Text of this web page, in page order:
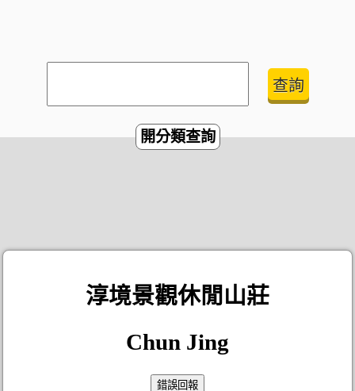
開分類查詢
淳境景觀休閒山莊
Chun Jing